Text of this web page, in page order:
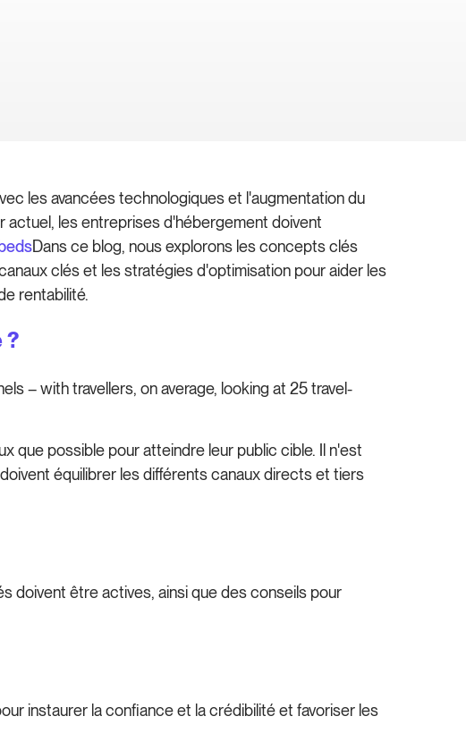
les avancées technologiques et l'augmentation du
actuel, les entreprises d'hébergement doivent
Dans ce blog, nous explorons les concepts clés
clés et les stratégies d'optimisation pour aider les
rentabilité.
?
– with travellers, on average, looking at 25 travel-
que possible pour atteindre leur public cible. Il n'est
équilibrer les différents canaux directs et tiers
doivent être actives, ainsi que des conseils pour
instaurer la confiance et la crédibilité et favoriser les